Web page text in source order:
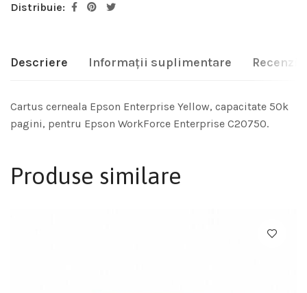
Distribuie:
Descriere Informații suplimentare Recenzii
Cartus cerneala Epson Enterprise Yellow, capacitate 50k
pagini, pentru Epson WorkForce Enterprise C20750.
Produse similare